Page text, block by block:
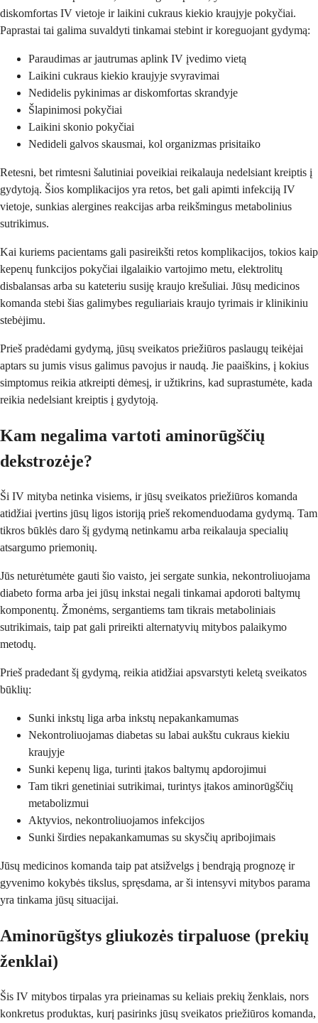
diskomfortas IV vietoje ir laikini cukraus kiekio kraujyje pokyčiai.
Paprastai tai galima suvaldyti tinkamai stebint ir koreguojant gydymą:
Paraudimas ar jautrumas aplink IV įvedimo vietą
Laikini cukraus kiekio kraujyje svyravimai
Nedidelis pykinimas ar diskomfortas skrandyje
Šlapinimosi pokyčiai
Laikini skonio pokyčiai
Nedideli galvos skausmai, kol organizmas prisitaiko
Retesni, bet rimtesni šalutiniai poveikiai reikalauja nedelsiant kreiptis į
gydytoją. Šios komplikacijos yra retos, bet gali apimti infekciją IV
vietoje, sunkias alergines reakcijas arba reikšmingus metabolinius
sutrikimus.
Kai kuriems pacientams gali pasireikšti retos komplikacijos, tokios kaip
kepenų funkcijos pokyčiai ilgalaikio vartojimo metu, elektrolitų
disbalansas arba su kateteriu susiję kraujo krešuliai. Jūsų medicinos
komanda stebi šias galimybes reguliariais kraujo tyrimais ir klinikiniu
stebėjimu.
Prieš pradėdami gydymą, jūsų sveikatos priežiūros paslaugų teikėjai
aptars su jumis visus galimus pavojus ir naudą. Jie paaiškins, į kokius
simptomus reikia atkreipti dėmesį, ir užtikrins, kad suprastumėte, kada
reikia nedelsiant kreiptis į gydytoją.
Kam negalima vartoti aminorūgščių
dekstrozėje?
Ši IV mityba netinka visiems, ir jūsų sveikatos priežiūros komanda
atidžiai įvertins jūsų ligos istoriją prieš rekomenduodama gydymą. Tam
tikros būklės daro šį gydymą netinkamu arba reikalauja specialių
atsargumo priemonių.
Jūs neturėtumėte gauti šio vaisto, jei sergate sunkia, nekontroliuojama
diabeto forma arba jei jūsų inkstai negali tinkamai apdoroti baltymų
komponentų. Žmonėms, sergantiems tam tikrais metaboliniais
sutrikimais, taip pat gali prireikti alternatyvių mitybos palaikymo
metodų.
Prieš pradedant šį gydymą, reikia atidžiai apsvarstyti keletą sveikatos
būklių:
Sunki inkstų liga arba inkstų nepakankamumas
Nekontroliuojamas diabetas su labai aukštu cukraus kiekiu
kraujyje
Sunki kepenų liga, turinti įtakos baltymų apdorojimui
Tam tikri genetiniai sutrikimai, turintys įtakos aminorūgščių
metabolizmui
Aktyvios, nekontroliuojamos infekcijos
Sunki širdies nepakankamumas su skysčių apribojimais
Jūsų medicinos komanda taip pat atsižvelgs į bendrąją prognozę ir
gyvenimo kokybės tikslus, spręsdama, ar ši intensyvi mitybos parama
yra tinkama jūsų situacijai.
Aminorūgštys gliukozės tirpaluose (prekių
ženklai)
Šis IV mitybos tirpalas yra prieinamas su keliais prekių ženklais, nors
konkretus produktas, kurį pasirinks jūsų sveikatos priežiūros komanda,